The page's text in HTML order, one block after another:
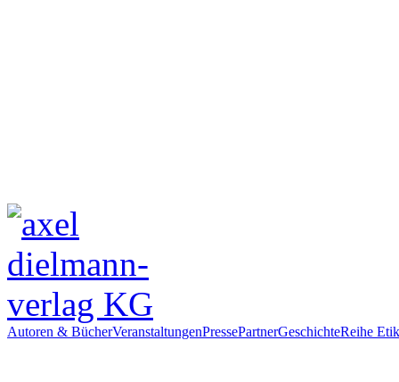
Autoren & BücherVeranstaltungenPressePartnerGeschichteReihe